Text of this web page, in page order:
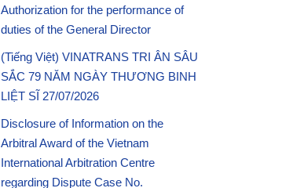
Authorization for the performance of
duties of the General Director
(Tiếng Việt) VINATRANS TRI ÂN SÂU
SẮC 79 NĂM NGÀY THƯƠNG BINH
LIỆT SĨ 27/07/2026
Disclosure of Information on the
Arbitral Award of the Vietnam
International Arbitration Centre
regarding Dispute Case No.